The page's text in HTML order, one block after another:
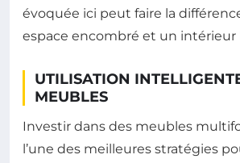
évoquée ici peut faire la
espace encombré et un intérieur
UTILISATION
MEUBLES
Investir dans des meubles
l’une des meilleures stratégies